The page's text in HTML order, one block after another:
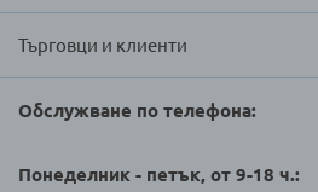
Търговци и клиенти
Обслужване по телефона:
Понеделник - петък, от 9-18 ч.: